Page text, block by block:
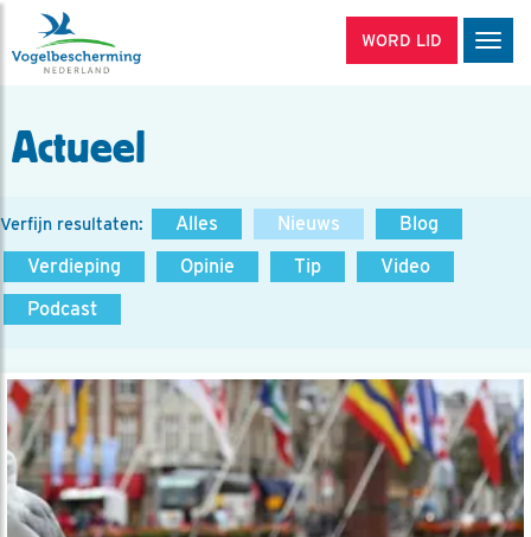
WORD LID
Actueel
Verfijn resultaten: Alles Nieuws
Blog
Verdieping
Opinie Tip
Video
Podcast